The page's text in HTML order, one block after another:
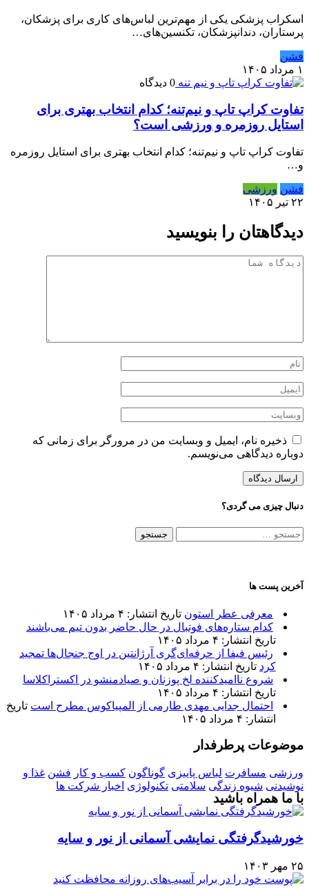
اسکراب پزشکی یکی از مهم‌ترین لباس‌های کاری برای پزشکان،
پرستاران، دندانپزشکان، تکنسین‌های…
فشن
۱ مرداد ۱۴۰۵
0 دیدگاه
تفاوت کراپ تاپ و نیم‌تنه؛ کدام انتخاب بهتری برای
استایل روزمره و ورزشی است؟
تفاوت کراپ تاپ و نیم‌تنه؛ کدام انتخاب بهتری برای استایل روزمره
و…
فشن ورزشی
۲۲ تیر ۱۴۰۵
دیدگاهتان را بنویسید
ذخیره نام، ایمیل و وبسایت من در مرورگر برای زمانی که
دوباره دیدگاهی می‌نویسم.
دنبال چیزی می گردی؟
جستجو
آخرین پست ها
معرفی عطر استون تاریخ انتشار: ۴ مرداد ۱۴۰۵
کدام ستاره‌های فوتبال در حال حاضر بدون تیم می‌باشند
تاریخ انتشار: ۴ مرداد ۱۴۰۵
رئیس فیفا از حرفه‌ای‌گری آرژانتین در اوج جنجال‌ها تمجید
کرد تاریخ انتشار: ۴ مرداد ۱۴۰۵
شروع ناامیدکننده لخ پوزنان و صیادمنشو در اکستراکلاسا
تاریخ انتشار: ۴ مرداد ۱۴۰۵
احتمال جدایی مهدی طارمی از المپیاکوس مطرح است تاریخ
انتشار: ۴ مرداد ۱۴۰۵
موضوعات پرطرفدار
ورزشی مسافرت لباس پاییزی گوناگون کسب و کار فشن غذا و
نوشیدنی شیوه زندگی سلامتی تکنولوژی اخبار شرکت ها
با ما همراه باشید
خورشیدگرفتگی نمایشی آسمانی از نور و سایه
۲۵ مهر ۱۴۰۳